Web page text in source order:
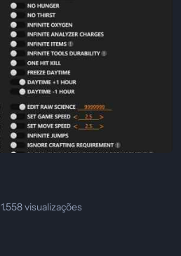
1.558 visualizações